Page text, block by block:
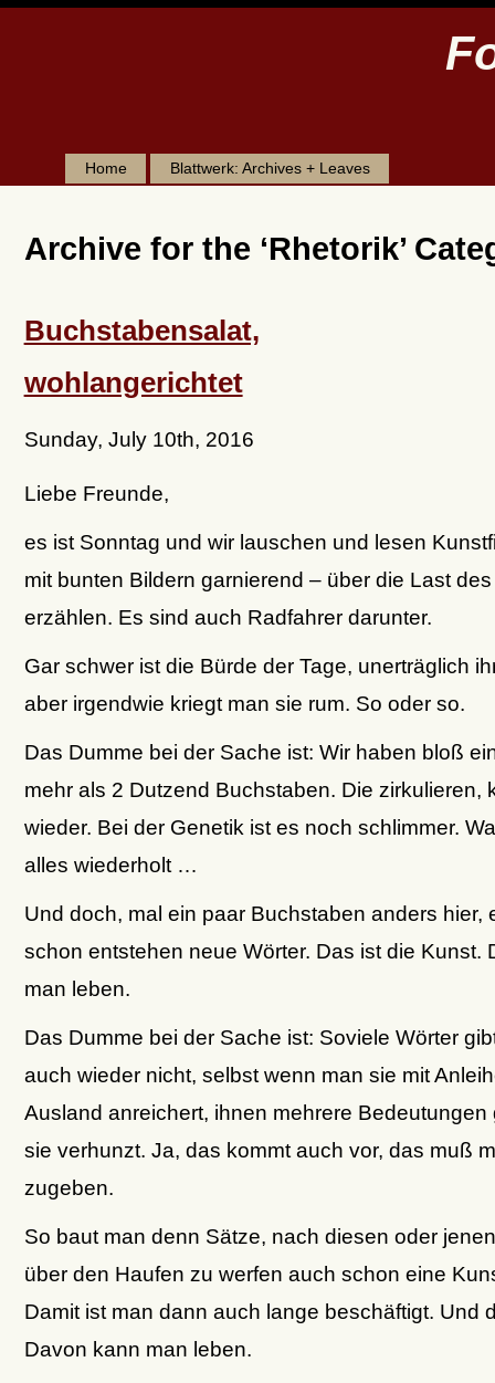
Home Blattwerk: Archives + Leaves
Archive for the ‘Rhetorik’
Buchstabensalat,
wohlangerichtet
Sunday, July 10th, 2016
Liebe Freunde,
es ist Sonntag und wir lauschen und lesen
mit bunten Bildern garnierend – über die Last
erzählen. Es sind auch Radfahrer darunter.
Gar schwer ist die Bürde der Tage, unerträglich
aber irgendwie kriegt man sie rum. So oder so.
Das Dumme bei der Sache ist: Wir haben bloß
mehr als 2 Dutzend Buchstaben. Die zirkulieren,
wieder. Bei der Genetik ist es noch schlimmer.
alles wiederholt …
Und doch, mal ein paar Buchstaben anders hier,
schon entstehen neue Wörter. Das ist die Kunst.
man leben.
Das Dumme bei der Sache ist: Soviele Wörter
auch wieder nicht, selbst wenn man sie mit
Ausland anreichert, ihnen mehrere Bedeutungen
sie verhunzt. Ja, das kommt auch vor, das muß
zugeben.
So baut man denn Sätze, nach diesen oder
über den Haufen zu werfen auch schon eine
Damit ist man dann auch lange beschäftigt. Und
Davon kann man leben.